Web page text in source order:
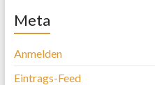
Meta
Anmelden
Eintrags-Feed